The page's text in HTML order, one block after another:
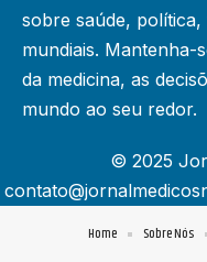
sobre saúde,
mundiais. Mantenha-
da medicina, as
mundo ao seu redor.
© 2025
Home Sobre Nós